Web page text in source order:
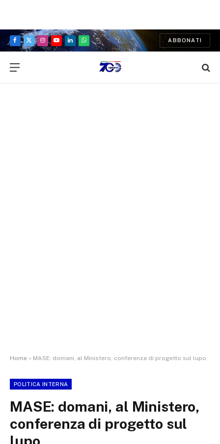
Facebook
X
Instagram
YouTubeLinkedInWhatsApp
ABBONATI
Home » MASE: domani, al Ministero, conferenza di progetto sul lupo
POLITICA INTERNA
MASE: domani, al Ministero,
conferenza di progetto sul